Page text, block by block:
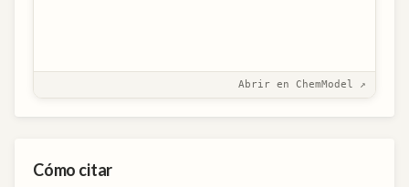
Abrir en ChemModel ↗
Cómo citar